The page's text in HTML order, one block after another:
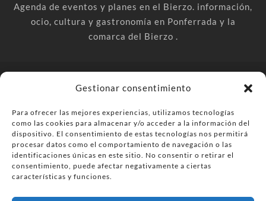
Gestionar consentimiento
Para ofrecer las mejores experiencias, utilizamos tecnologías
como las cookies para almacenar y/o acceder a la información del
dispositivo. El consentimiento de estas tecnologías nos permitirá
procesar datos como el comportamiento de navegación o las
identificaciones únicas en este sitio. No consentir o retirar el
consentimiento, puede afectar negativamente a ciertas
características y funciones.
Agenda de eventos y planes en el Bierzo. información,
ocio, cultura y gastronomía en Ponferrada y la
comarca del Bierzo .
comarca del Bierzo
Anúnciate
Más información sobre las cookies
Envía tu negocio
Contacta Política de privacidad